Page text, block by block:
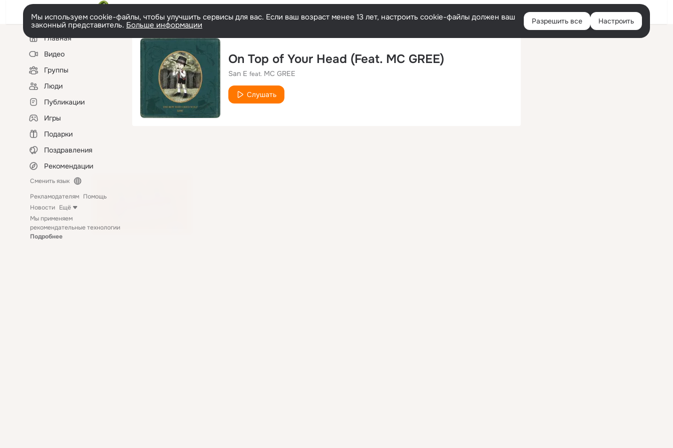
Войти
Мы используем cookie-файлы, чтобы улучшить сервисы для вас. Если ваш возраст менее 13 лет, настроить cookie-файлы должен ваш
законный представитель. Больше информации Разрешить все Настроить
Левая
колонкаГлавная
Видео
Группы
Люди
Публикации
Игры
Подарки
Поздравления
Рекомендации
Сменить язык
Рекламодателям Помощь
Новости Ещё
Мы применяем
рекомендательные технологии
Подробнее
On Top of Your Head (Feat. MC GREE)
San E feat. MC GREE
Слушать